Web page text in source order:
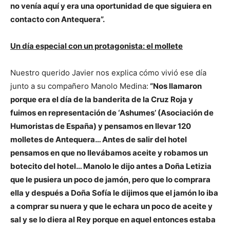
no venía aquí y era una oportunidad de que siguiera en
contacto con Antequera”.
Un día especial con un protagonista: el mollete
Nuestro querido Javier nos explica cómo vivió ese día
junto a su compañero Manolo Medina: “Nos llamaron
porque era el día de la banderita de la Cruz Roja y
fuimos en representación de ‘Ashumes’ (Asociación de
Humoristas de España) y pensamos en llevar 120
molletes de Antequera… Antes de salir del hotel
pensamos en que no llevábamos aceite y robamos un
botecito del hotel… Manolo le dijo antes a Doña Letizia
que le pusiera un poco de jamón, pero que lo comprara
ella y después a Doña Sofía le dijimos que el jamón lo iba
a comprar su nuera y que le echara un poco de aceite y
sal y se lo diera al Rey porque en aquel entonces estaba